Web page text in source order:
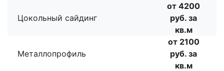
Цокольный сайдинг
от 4200
руб. за
кв.м
Металлопрофиль
от 2100
руб. за
кв.м